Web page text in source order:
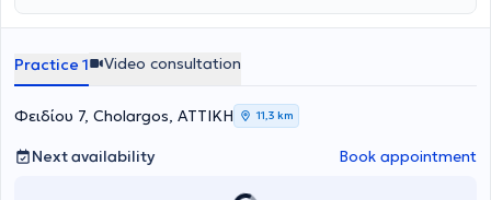
Practice 1 Video consultation
Φειδίου 7, Cholargos, ΑΤΤΙΚΗ 11,3 km
Next availability Book appointment